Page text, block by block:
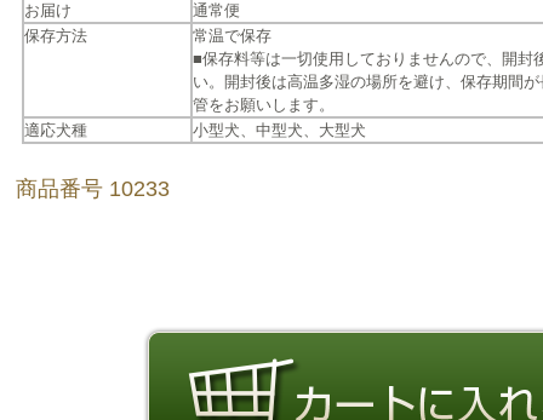
お届け
通常便
保存方法
常温で保存
■保存料等は一切使用しておりませんので、開封
い。開封後は高温多湿の場所を避け、保存期間
管をお願いします。
適応犬種
小型犬、中型犬、大型犬
商品番号 10233